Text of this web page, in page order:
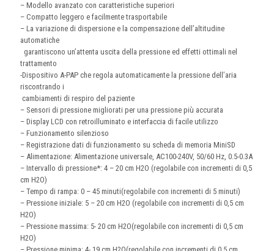
– Modello avanzato con caratteristiche superiori
– Compatto leggero e facilmente trasportabile
– La variazione di dispersione e la compensazione dell’altitudine
automatiche
garantiscono un’attenta uscita della pressione ed effetti ottimali nel
trattamento
-Dispositivo A-PAP che regola automaticamente la pressione dell’aria
riscontrando i
cambiamenti di respiro del paziente
– Sensori di pressione migliorati per una pressione più accurata
– Display LCD con retroilluminato e interfaccia di facile utilizzo
– Funzionamento silenzioso
– Registrazione dati di funzionamento su scheda di memoria MiniSD
– Alimentazione: Alimentazione universale, AC100-240V, 50/60 Hz, 0.5-0.3A
– Intervallo di pressione*: 4 – 20 cm H2O (regolabile con incrementi di 0,5
cm H2O)
– Tempo di rampa: 0 – 45 minuti(regolabile con incrementi di 5 minuti)
– Pressione iniziale: 5 – 20 cm H2O (regolabile con incrementi di 0,5 cm
H2O)
– Pressione massima: 5- 20 cm H2O(regolabile con incrementi di 0,5 cm
H2O)